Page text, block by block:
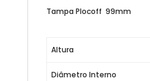
Tampa Plocoff 99mm
Altura
Diâmetro Interno